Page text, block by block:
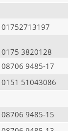
01752713197
0175 3820128
08706 9485-17
0151 51043086
08706 9485-15